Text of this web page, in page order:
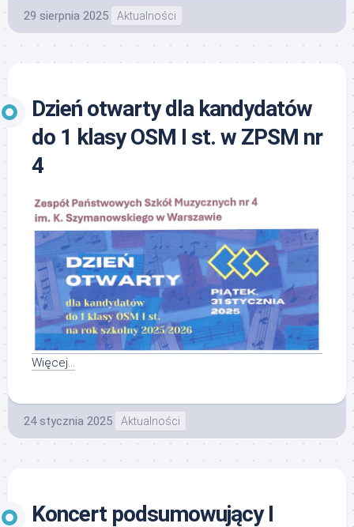
29 sierpnia 2025 Aktualności
Dzień otwarty dla kandydatów
do 1 klasy OSM I st. w ZPSM nr
4
Więcej…
24 stycznia 2025 Aktualności
Koncert podsumowujący I